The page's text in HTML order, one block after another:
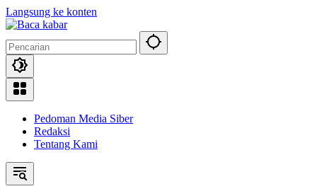
Langsung ke konten
Pedoman Media Siber
Redaksi
Tentang Kami